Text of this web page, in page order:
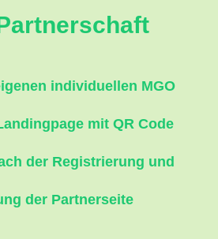
individuellen MGO
mit QR Code
der Registrierung und
der Partnerseite